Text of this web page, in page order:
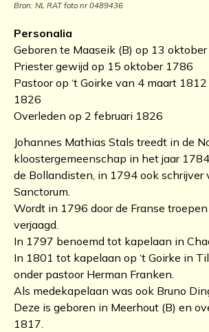
Bron: NL RAT foto nr 0489436
Personalia
Geboren te Maaseik (B) op 13
Priester gewijd op 15 oktober 1786
Pastoor op ‘t Goirke van 4 maart
1826
Overleden op 2 februari 1826
Johannes Mathias Stals treedt in de
kloostergemeenschap in het jaar
de Bollandisten, in 1794 ook schrijver
Sanctorum.
Wordt in 1796 door de Franse
verjaagd.
In 1797 benoemd tot kapelaan in
In 1801 tot kapelaan op ‘t Goirke in
onder pastoor Herman Franken.
Als medekapelaan was ook Bruno
Deze is geboren in Meerhout (B) en
1817.